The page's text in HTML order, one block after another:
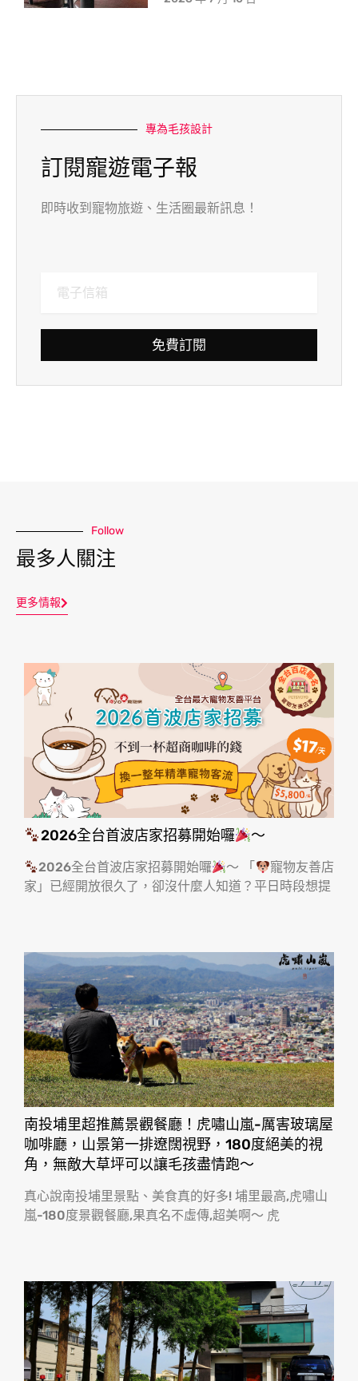
專為毛孩設計
訂閱寵遊電子報
即時收到寵物旅遊、生活圈最新訊息！
免費訂閱
Follow
最多人關注
更多情報
2026全台首波店家招募開始囉 ～
2026全台首波店家招募開始囉 ～ 「
寵物友善店
家」已經開放很久了，卻沒什麼人知道？平日時段想提
南投埔里超推薦景觀餐廳！虎嘯山嵐-厲害玻璃屋
咖啡廳，山景第一排遼闊視野，180度絕美的視
角，無敵大草坪可以讓毛孩盡情跑〜
真心說南投埔里景點、美食真的好多! 埔里最高,虎嘯山
嵐-180度景觀餐廳,果真名不虛傳,超美啊〜 虎